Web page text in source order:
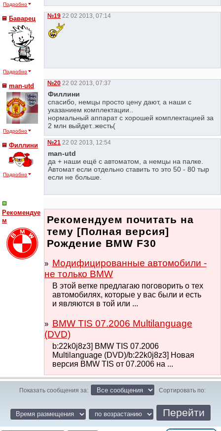
Подробно
Баварец
Подробно
№19 22 02 2013, 07:14
man-utd
Подробно
№20 22 02 2013, 07:37
Филлини
спасибо, немцы просто цену дают, а наши с
указанием комплектации..
нормальный аппарат с хорошей комплектацией за
2 млн выйдет..жесть(
Филлини
Подробно
№21 22 02 2013, 12:54
man-utd
да + наши ещё с автоматом, а немцы на палке.
Автомат если отдельно ставить то это 50 - 80 тыр
если не больше.
Рекомендуе
м
Рекомендуем почитать на
тему [Полная версия]
Рождение BMW F30
Модифицированные автомобили -
не только BMW
В этой ветке предлагаю поговорить о тех
автомобилях, которые у вас были и есть
и являются в той или ...
BMW TIS 07.2006 Multilanguage
(DVD)
b:22k0j8z3] BMW TIS 07.2006
Multilanguage (DVD)/b:22k0j8z3] Новая
версия BMW TIS от 07.2006 на ...
Показать сообщения за: Сортировать по: